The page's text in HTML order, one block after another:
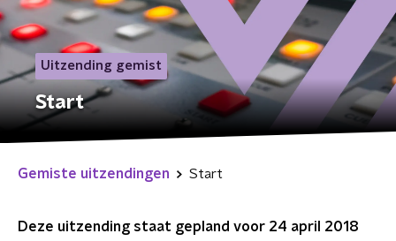
Uitzending gemist
Start
Gemiste uitzendingen Start
Deze uitzending staat gepland voor 24 april 2018